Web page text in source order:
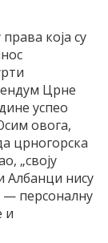
која су
Црне
успео
овога,
црногорска
„своју
Албанци нису
персоналну
и